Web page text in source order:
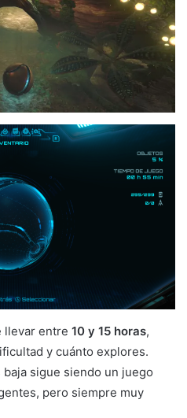
llevar entre 10 y 15 horas,
y cuánto explores.
sigue siendo un juego
pero siempre muy